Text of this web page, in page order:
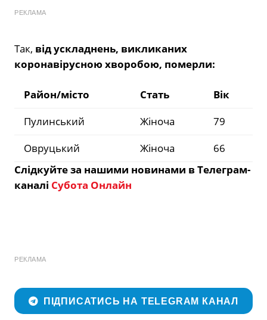
РЕКЛАМА
Так, від ускладнень, викликаних
коронавірусною хворобою, померли:
Район/місто Стать
Вік
Пулинський
Жіноча
79
Овруцький
Жіноча
66
Слідкуйте за нашими новинами в Телеграм-
каналі Субота Онлайн
РЕКЛАМА
ПІДПИСАТИСЬ НА TELEGRAM КАНАЛ